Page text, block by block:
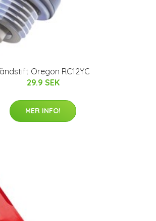
Oregon RC12YC
29.9 SEK
MER INFO!